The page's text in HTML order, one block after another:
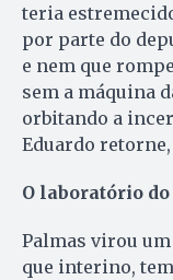
teria
por parte do
e nem que
sem a máquina
orbitando a
Eduardo
O laboratório
Palmas virou
que interino,